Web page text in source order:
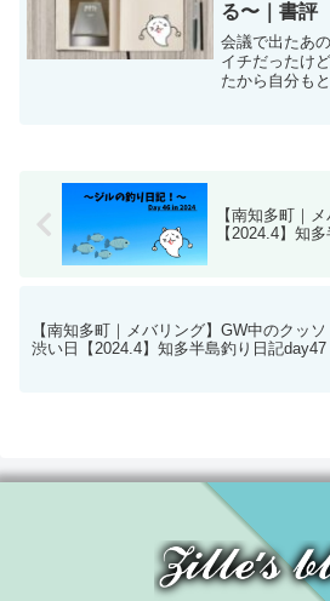
る〜｜書評
会議で出たあ
イチだったけ
たから自分も
【南知多町｜
【2024.4】知
【南知多町｜メバリング】GW中のクッソ
渋い日【2024.4】知多半島釣り日記day47